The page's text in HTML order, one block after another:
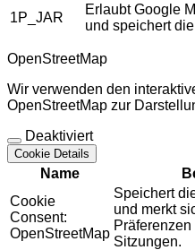
1P_JAR
Erlaubt Google
und speichert
OpenStreetMap
Wir verwenden den
OpenStreetMap zur
Deaktiviert
Cookie Details
Name
Cookie
Consent:
OpenStreetMap
Speichert
und merkt
Sitzungen.